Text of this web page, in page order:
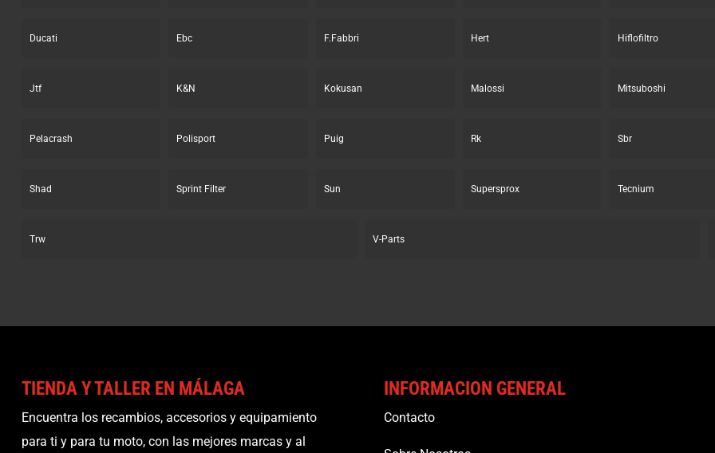
Ducati Ebc F.Fabbri Hert Hiflofiltro
Jtf K&N Kokusan Malossi Mitsuboshi
Pelacrash Polisport Puig Rk Sbr
Shad Sprint Filter Sun Supersprox Tecnium
Trw V-Parts
TIENDA Y TALLER EN MÁLAGA
Encuentra los recambios, accesorios y equipamiento
para ti y para tu moto, con las mejores marcas y al
INFORMACION GENERAL
Contacto